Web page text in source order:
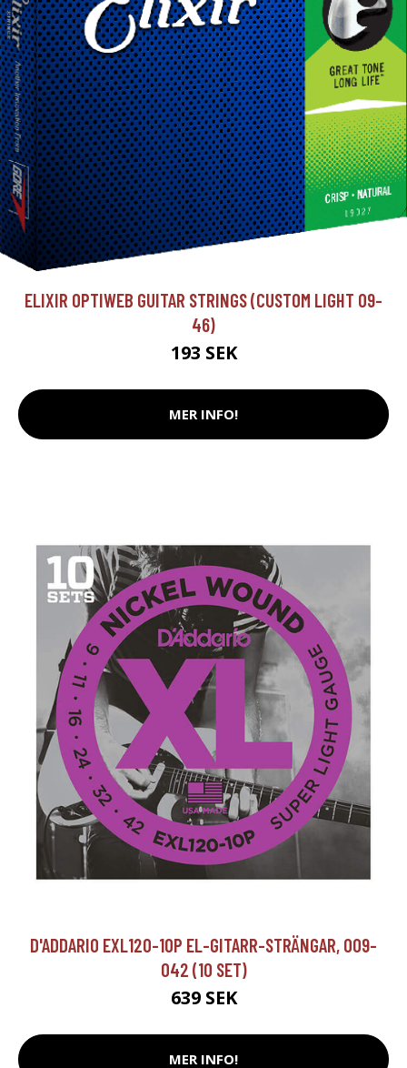
ELIXIR OPTIWEB GUITAR STRINGS (CUSTOM LIGHT 09-
46)
193 SEK
MER INFO!
D'ADDARIO EXL120-10P EL-GITARR-STRÄNGAR, 009-
042 (10 SET)
639 SEK
MER INFO!